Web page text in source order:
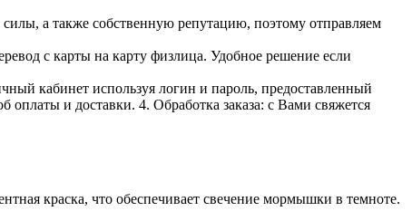
а также собственную репутацию, поэтому отправляем
с карты на карту физлица. Удобное решение если
кабинет используя логин и пароль, предоставленный
оплаты и доставки. 4. Обработка заказа: с Вами свяжется
краска, что обеспечивает свечение мормышки в темноте.